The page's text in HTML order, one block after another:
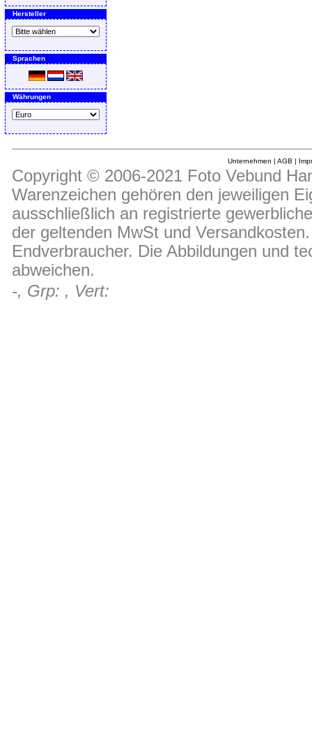
Hersteller
Sprachen
Währungen
Unternehmen | AGB |
Copyright © 2006-2021 Foto Vebund
Warenzeichen gehören den jeweiligen
ausschließlich an registrierte
der geltenden MwSt und
Endverbraucher. Die Abbildungen und
abweichen.
-, Grp: , Vert: